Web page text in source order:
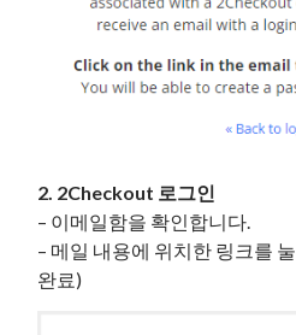
2. 2Checkout 로그인
– 이메일함을 확인합니다.
– 메일 내용에 위치한 링크를
완료)